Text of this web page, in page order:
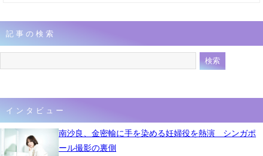
記事の検索
インタビュー
南沙良、金密輸に手を染める妊婦役を熱演 シンガポ
ール撮影の裏側